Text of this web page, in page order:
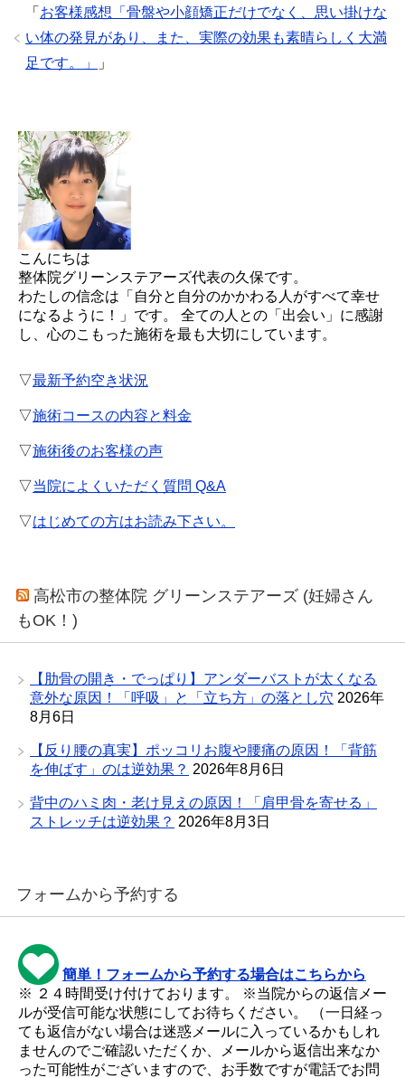
「 お客様感想「骨盤や小顔矯正だけでなく、思い掛けな
い体の発見があり、また、実際の効果も素晴らしく大満
足です。」
」
こんにちは
整体院グリーンステアーズ代表の久保です。
わたしの信念は「自分と自分のかかわる人がすべて幸せ
になるように！」です。 全ての人との「出会い」に感謝
し、心のこもった施術を最も大切にしています。
▽最新予約空き状況
▽施術コースの内容と料金
▽施術後のお客様の声
▽当院によくいただく質問 Q&A
▽はじめての方はお読み下さい。
高松市の整体院 グリーンステアーズ (妊婦さん
もOK！)
【肋骨の開き・でっぱり】アンダーバストが太くなる
意外な原因！「呼吸」と「立ち方」の落とし穴 2026年
8月6日
【反り腰の真実】ポッコリお腹や腰痛の原因！「背筋
を伸ばす」のは逆効果？ 2026年8月6日
背中のハミ肉・老け見えの原因！「肩甲骨を寄せる」
ストレッチは逆効果？ 2026年8月3日
フォームから予約する
簡単！フォームから予約する場合はこちらから
※ ２４時間受け付けております。 ※当院からの返信メー
ルが受信可能な状態にしてお待ちください。 （一日経っ
ても返信がない場合は迷惑メールに入っているかもしれ
ませんのでご確認いただくか、メールから返信出来なか
った可能性がございますので、お手数ですが電話でお問